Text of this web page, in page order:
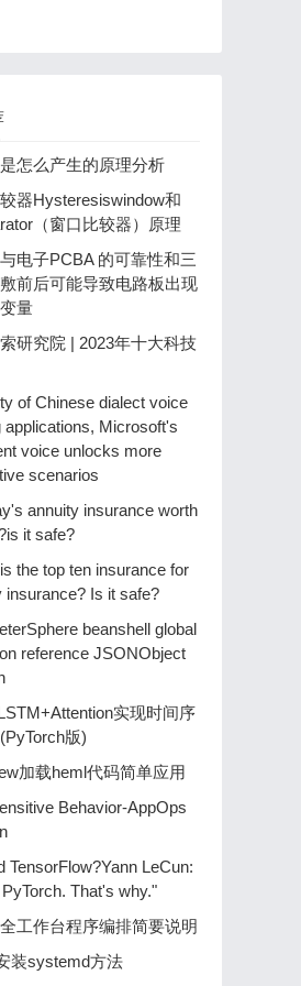
怎么产生的原理分析
器Hysteresiswindow和
（窗口比较器）原理
电子PCBA 的可靠性和三
前后可能导致电路板出现
量
研究院 | 2023年十大科技
of Chinese dialect voice
applications, Microsoft's
voice unlocks more
scenarios
annuity insurance worth
it safe?
the top ten insurance for
insurance? Is it safe?
beanshell global
reference JSONObject
实现时间序
版)
加载heml代码简单应用
Behavior-AppOps
TensorFlow?Yann LeCun:
That's why."
工作台程序编排简要说明
装systemd方法